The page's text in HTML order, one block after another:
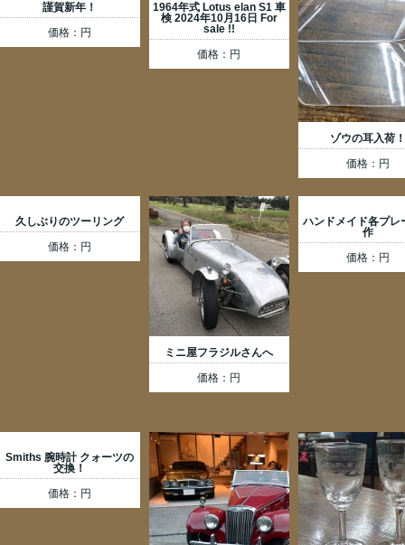
謹賀新年！
価格：円
1964年式 Lotus elan S1 車
検 2024年10月16日 For
sale !!
価格：円
ゾウの耳入荷
価格：円
久しぶりのツーリング
価格：円
ミニ屋フラジルさんへ
価格：円
ハンドメイド各プレ
作
価格：円
Smiths 腕時計 クォーツの
交換！
価格：円